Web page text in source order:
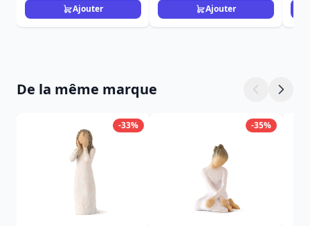
Ajouter Ajouter
De la même marque
-33% -35%